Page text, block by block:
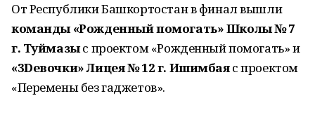
От Республики Башкортостан в финал вышли
команды «Рожденный помогать» Школы № 7
г. Туймазыс проектом «Рожденный помогать» и
«3Dевочки» Лицея № 12 г. Ишимбаяс проектом
«Перемены без гаджетов».